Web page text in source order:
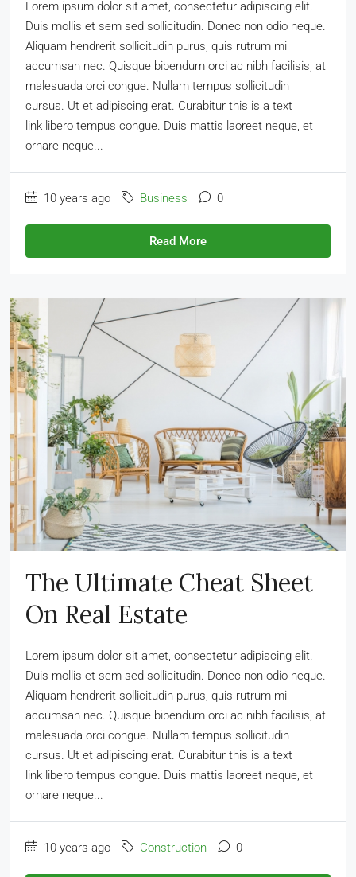
Lorem ipsum dolor sit amet, consectetur adipiscing elit.
Duis mollis et sem sed sollicitudin. Donec non odio neque.
Aliquam hendrerit sollicitudin purus, quis rutrum mi
accumsan nec. Quisque bibendum orci ac nibh facilisis, at
malesuada orci congue. Nullam tempus sollicitudin
cursus. Ut et adipiscing erat. Curabitur this is a text
link libero tempus congue. Duis mattis laoreet neque, et
ornare neque...
10 years ago Business 0
Read More
The Ultimate Cheat Sheet
On Real Estate
Lorem ipsum dolor sit amet, consectetur adipiscing elit.
Duis mollis et sem sed sollicitudin. Donec non odio neque.
Aliquam hendrerit sollicitudin purus, quis rutrum mi
accumsan nec. Quisque bibendum orci ac nibh facilisis, at
malesuada orci congue. Nullam tempus sollicitudin
cursus. Ut et adipiscing erat. Curabitur this is a text
link libero tempus congue. Duis mattis laoreet neque, et
ornare neque...
10 years ago Construction 0